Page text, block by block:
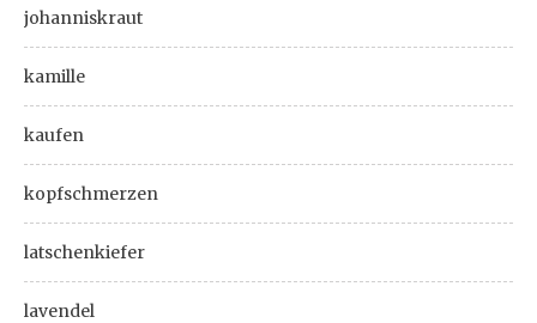
johanniskraut
kamille
kaufen
kopfschmerzen
latschenkiefer
lavendel